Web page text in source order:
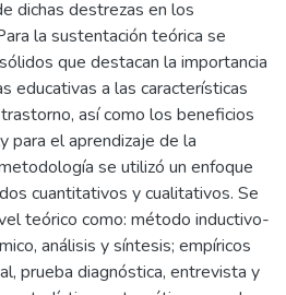
dichas destrezas en los
la sustentación teórica se
que destacan la importancia
educativas a las características
así como los beneficios
para el aprendizaje de la
se utilizó un enfoque
cuantitativos y cualitativos. Se
teórico como: método inductivo-
análisis y síntesis; empíricos
prueba diagnóstica, entrevista y